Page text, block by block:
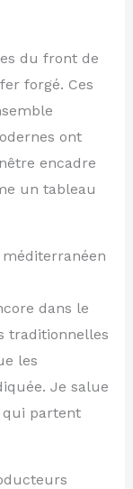
du front de
forgé. Ces
ont
encadre
un tableau
dans le
traditionnelles
les
Je salue
qui partent